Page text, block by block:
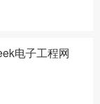
电子工程网